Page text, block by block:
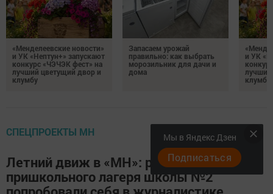
«Менделеевские новости»
и УК «Нептун+» запускают
конкурс «ЧЭЧЭК фест» на
лучший цветущий двор и
клумбу
Запасаем урожай
правильно: как выбрать
морозильник для дачи и
дома
и УК
клумбу
СПЕЦПРОЕКТЫ МН
Летний движ в «МН»: ребята из
пришкольного лагеря школы №2
Мы в Яндекс Дзен
Подписаться